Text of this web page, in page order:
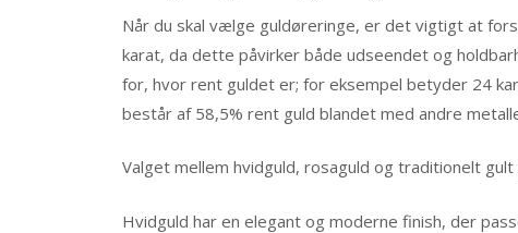
Når du skal vælge guldøreringe, er det vigtigt at
karat, da dette påvirker både udseendet og
for, hvor rent guldet er; for eksempel betyder 24
består af 58,5% rent guld blandet med andre
Valget mellem hvidguld, rosaguld og traditionelt
Hvidguld har en elegant og moderne finish, der